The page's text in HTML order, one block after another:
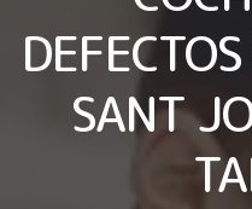
SANT